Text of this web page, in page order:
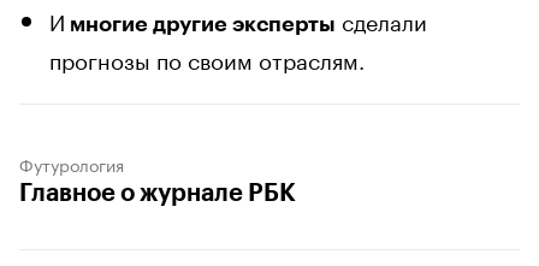
И многие другие эксперты сделали
прогнозы по своим отраслям.
Футурология
Главное о журнале РБК